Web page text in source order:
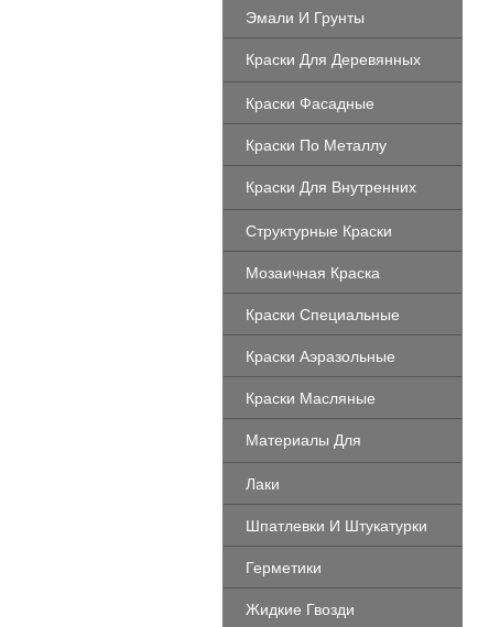
Эмали И Грунты
Краски Для Деревянных
Фасадов
Краски Фасадные
Краски По Металлу
Краски Для Внутренних
Работ
Структурные Краски
Мозаичная Краска
Краски Специальные
Краски Аэразольные
Краски Масляные
Материалы Для
Создания Эффектов
Лаки
Шпатлевки И Штукатурки
Герметики
Жидкие Гвозди